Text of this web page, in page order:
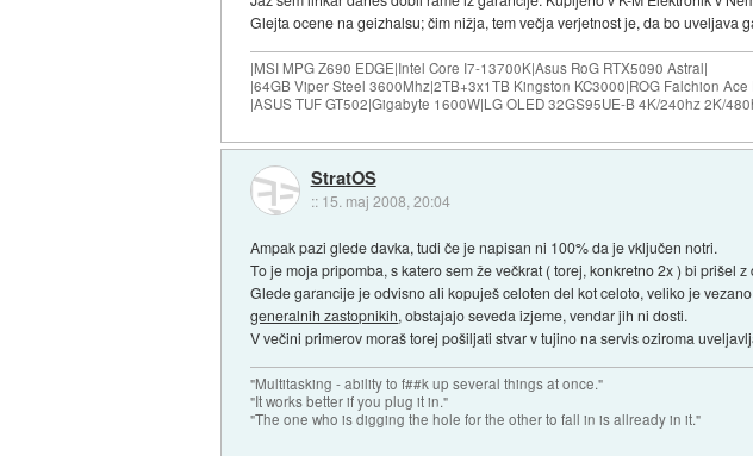
Glejta ocene na geizhalsu; čim nižja, tem večja verjetnost je, da bo uveljava
|MSI MPG Z690 EDGE|Intel Core I7-13700K|Asus RoG RTX5090 Astral|
|64GB Viper Steel 3600Mhz|2TB+3x1TB Kingston KC3000|ROG Falchion Ace
|ASUS TUF GT502|Gigabyte 1600W|LG OLED 32GS95UE-B 4K/240hz 2K/
StratOS
:: 15. maj 2008, 20:04
Ampak pazi glede davka, tudi če je napisan ni 100% da je vključen notri.
To je moja pripomba, s katero sem že večkrat ( torej, konkretno 2x ) bi prišel
Glede garancije je odvisno ali kopuješ celoten del kot celoto, veliko je
generalnih zastopnikih, obstajajo seveda izjeme, vendar jih ni dosti.
V večini primerov moraš torej pošiljati stvar v tujino na servis oziroma
"Multitasking - ability to f##k up several things at once."
"It works better if you plug it in."
"The one who is digging the hole for the other to fall in is allready in it."